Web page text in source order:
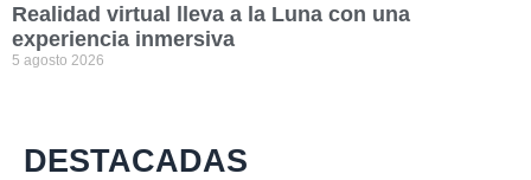
Realidad virtual lleva a la Luna con una
experiencia inmersiva
5 agosto 2026
DESTACADAS